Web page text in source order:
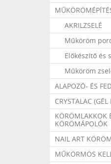
AKRILZSELÉ
Műköröm
Előkészítő és
Műköröm
ALAPOZÓ- ÉS
CRYSTALAC (GÉL
KÖRÖMLAKKOK
KÖRÖMÁPOLÓK
NAIL ART
MŰKÖRMÖS